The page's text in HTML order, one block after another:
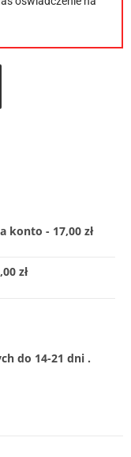
konto - 17,00 zł
zł
do 14-21 dni .